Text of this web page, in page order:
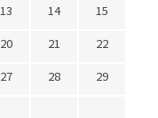
13 14
15
20 21
22
27 28
29